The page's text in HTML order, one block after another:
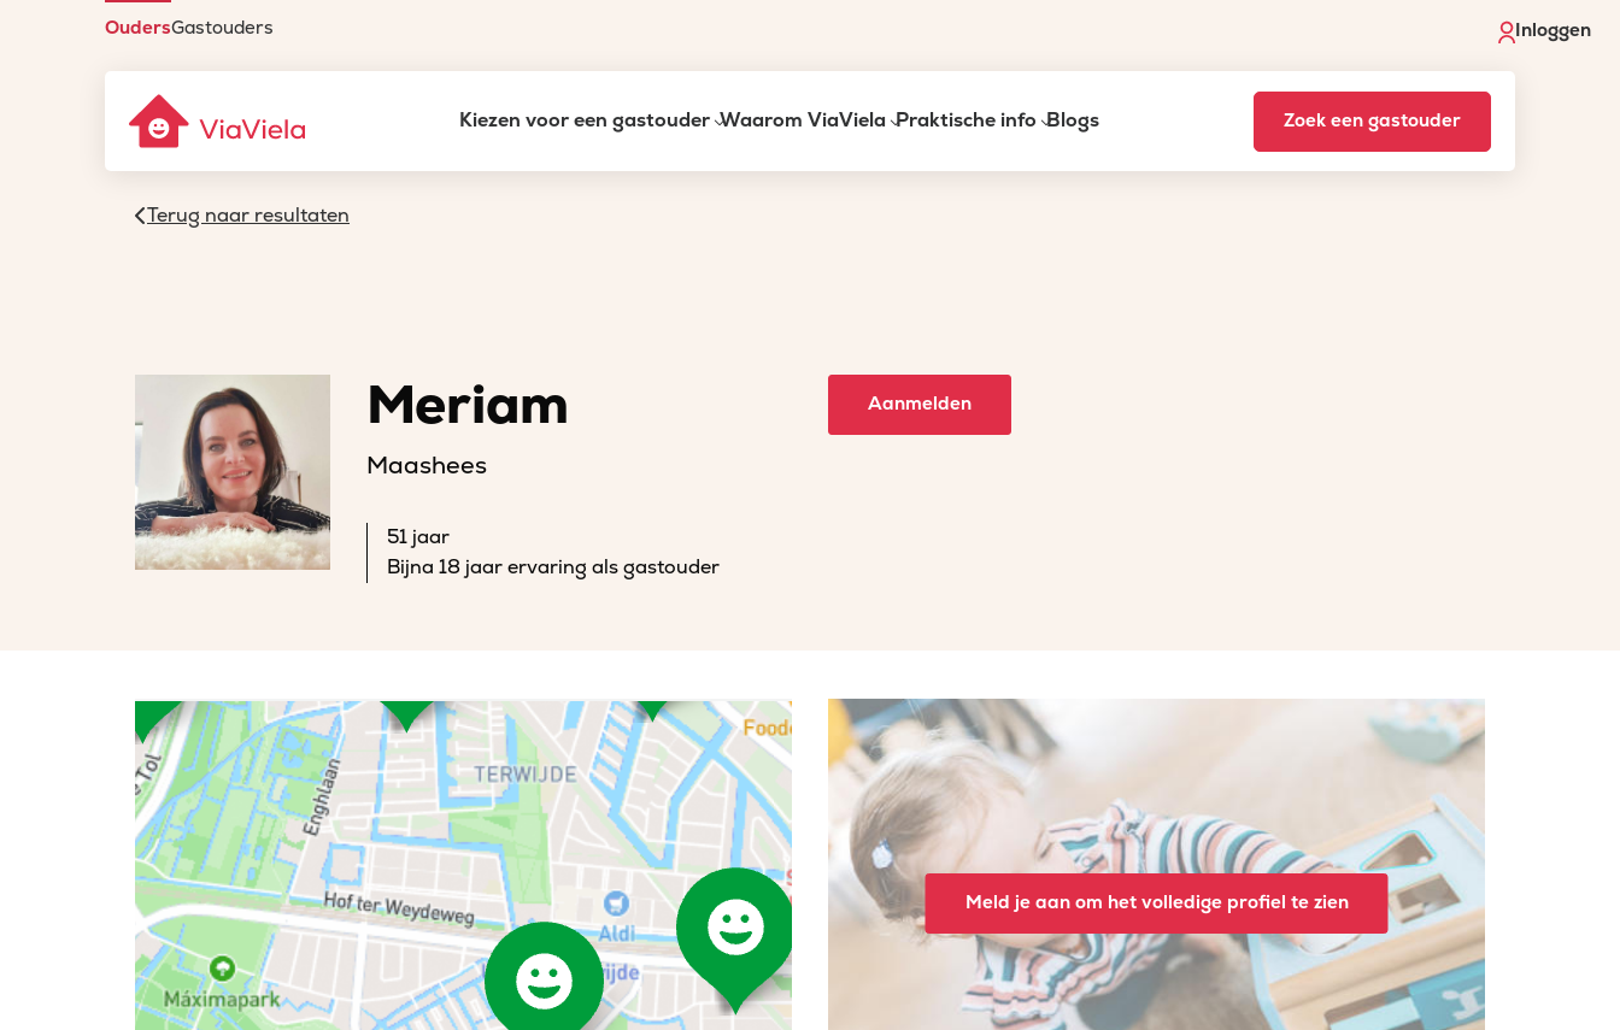
OudersGastouders Inloggen
Kiezen voor een gastouder Waarom ViaViela Praktische info Blogs Zoek een gastouder
Terug naar resultaten
Meriam
Maashees
51 jaar
Bijna 18 jaar ervaring als gastouder
Aanmelden
Meld je aan om het volledige profiel te zien